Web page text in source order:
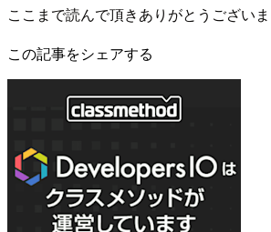
ここまで読んで頂きありがとうございま
この記事をシェアする